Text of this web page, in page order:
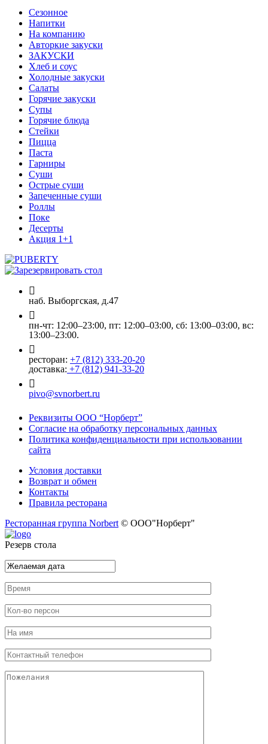
Сезонное
Напитки
На компанию
Авторкие закуски
ЗАКУСКИ
Хлеб и соус
Холодные закуски
Салаты
Горячие закуски
Супы
Горячие блюда
Стейки
Пицца
Паста
Гарниры
Суши
Острые суши
Запеченные суши
Роллы
Поке
Десерты
Акция 1+1
наб. Выборгская, д.47
пн-чт: 12:00–23:00, пт: 12:00–03:00, сб: 13:00–03:00, вс:
13:00–23:00.
ресторан: +7 (812) 333-20-20
доставка: +7 (812) 941-33-20
pivo@svnorbert.ru
Реквизиты ООО “Норберт”
Согласие на обработку персональных данных
Политика конфиденциальности при использовании
сайта
Условия доставки
Возврат и обмен
Контакты
Правила ресторана
Ресторанная группа Norbert © ООО"Норберт"
Резерв стола